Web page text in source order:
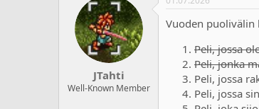
JTahti
Well-Known Member
Vuoden puolivälin
Peli, jossa
Peli, jonka
Peli, jossa
Peli, jossa